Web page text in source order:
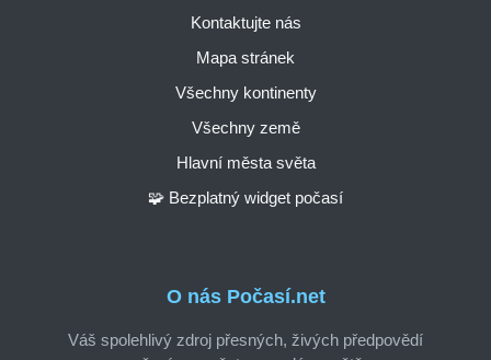
O nás Počasí.net
Váš spolehlivý zdroj přesných, živých předpovědí
Kontaktujte nás
Mapa stránek
Všechny kontinenty
Všechny země
Hlavní města světa
🧩 Bezplatný widget počasí